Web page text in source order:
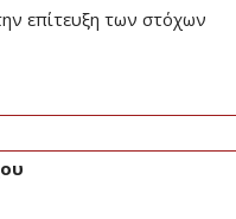
επίτευξη των στόχων